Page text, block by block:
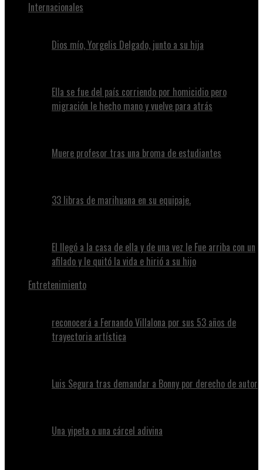
Internacionales
Dios mío, Yorgelis Delgado, junto a su hija
Ella se fue del país corriendo por homicidio pero
migración le hecho mano y vuelve para atrás
Muere profesor tras una broma de estudiantes
33 libras de marihuana en su equipaje.
El llegó a la casa de ella y de una vez le Fue arriba con un
afilado y le quitó la vida e hirió a su hijo
Entretenimiento
reconocerá a Fernando Villalona por sus 53 años de
trayectoria artística
Luis Segura tras demandar a Bonny por derecho de autor
Una yipeta o una cárcel adivina